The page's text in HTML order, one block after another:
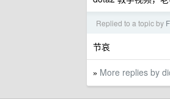
Replied to a topic by
节哀
» More replies by